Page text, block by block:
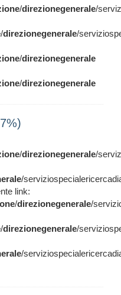
/direzionegenerale/
/direzionegenerale/
/direzionegenerale
/direzionegenerale
/direzionegenerale/
/
link:
/direzionegenerale/
/direzionegenerale/
/